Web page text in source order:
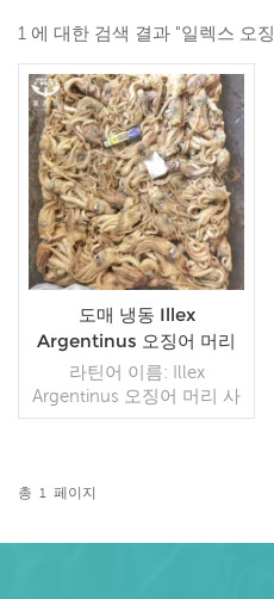
1 에 대한 검색 결과 "일렉스 오
도매 냉동 Illex
Argentinus 오징어 머리
판매
라틴어 이름: Illex
Argentinus 오징어 머리 사
양: 고객 사양 공정: 컷 글레
(맞춤형) 판매 모델: 도매/수
이너 / 40피트 컨테이너 지
총 1 페이지